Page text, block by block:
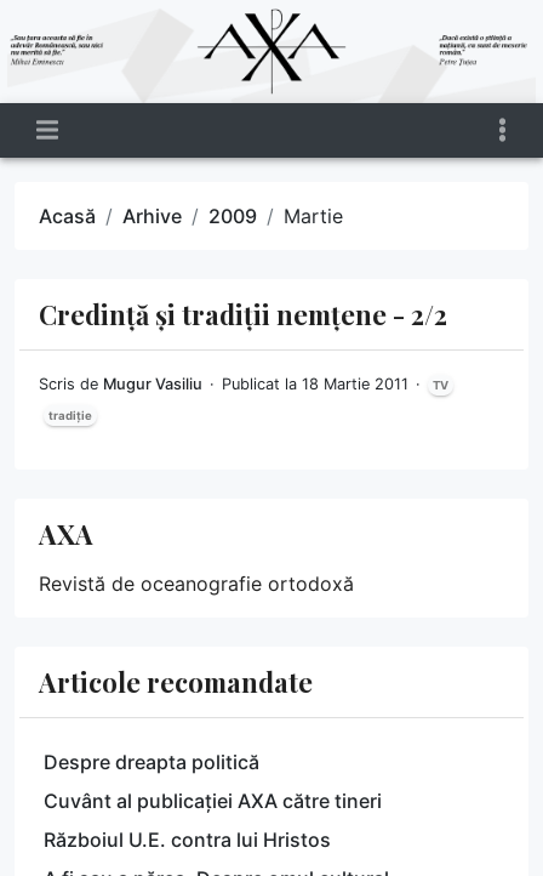
Acasă Arhive 2009 Martie
Credință și tradiții nemțene - 2/2
Scris de Mugur Vasiliu Publicat la 18 Martie 2011 TV
tradiție
AXA
Revistă de oceanografie ortodoxă
Articole recomandate
Despre dreapta politică
Cuvânt al publicației AXA către tineri
Războiul U.E. contra lui Hristos